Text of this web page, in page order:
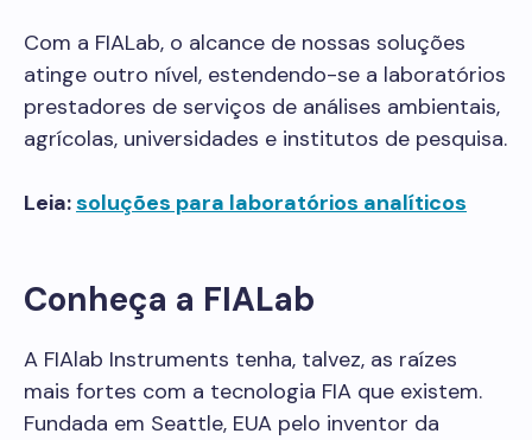
Com a FIALab, o alcance de nossas soluções
atinge outro nível, estendendo-se a laboratórios
prestadores de serviços de análises ambientais,
agrícolas, universidades e institutos de pesquisa.
Leia:soluções para laboratórios analíticos
Conheça a FIALab
A FIAlab Instruments tenha, talvez, as raízes
mais fortes com a tecnologia FIA que existem.
Fundada em Seattle, EUA pelo inventor da